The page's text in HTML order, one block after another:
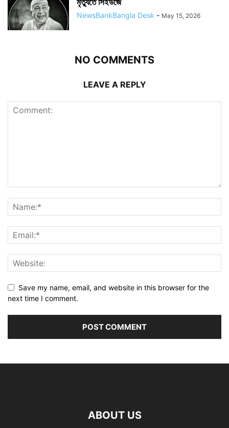
মৃত্যুতে সিইউজে
NewsBankBangla Desk - May 15, 2026
NO COMMENTS
LEAVE A REPLY
Save my name, email, and website in this browser for the
next time I comment.
ABOUT US